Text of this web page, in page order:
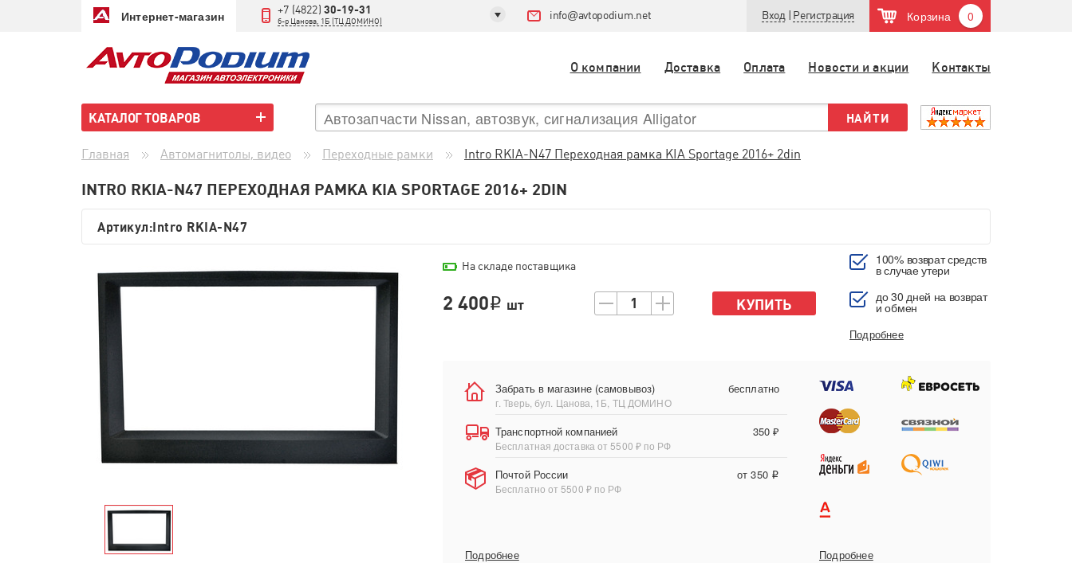
Интернет-магазин +7 (4822) 30-19-31
б-р Цанова, 1Б (ТЦ ДОМИНО) info@avtopodium.net Вход Регистрация Корзина 0
О компании Доставка Оплата Новости и акции Контакты
КАТАЛОГ ТОВАРОВ
Главная Автомагнитолы, видео Переходные рамки Intro RKIA-N47 Переходная рамка KIA Sportage 2016+ 2din
INTRO RKIA-N47 ПЕРЕХОДНАЯ РАМКА KIA SPORTAGE 2016+ 2DIN
Артикул:Intro RKIA-N47
На складе поставщика
2 400i шт 1 КУПИТЬ
Забрать в магазине (самовывоз) бесплатно
г. Тверь, бул. Цанова, 1Б, ТЦ ДОМИНО
Транспортной компанией 350 ₽
Бесплатная доставка от 5500 ₽ по РФ
Почтой России от 350 i
Бесплатно от 5500 ₽ по РФ
Подробнее
100% возврат средств
в случае утери
до 30 дней на возврат
и обмен
Подробнее
Подробнее